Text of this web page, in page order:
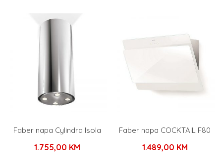
Faber napa Cylindra Isola
1.755,00 KM
Faber napa COCKTAIL F80
1.489,00 KM